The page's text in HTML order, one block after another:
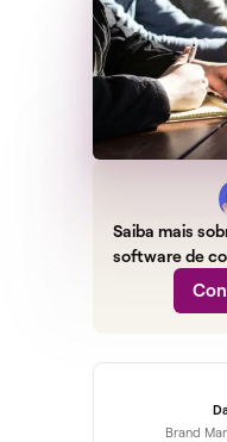
Saiba mais
software de
Brand